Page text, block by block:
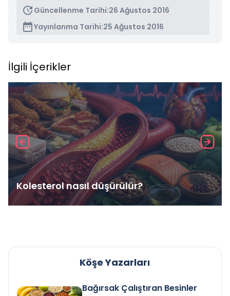
Güncellenme Tarihi:26 Ağustos 2016
Yayınlanma Tarihi:25 Ağustos 2016
İlgili İçerikler
Kolesterol nasıl düşürülür?
Köşe Yazarları
Bağırsak Çalıştıran Besinler